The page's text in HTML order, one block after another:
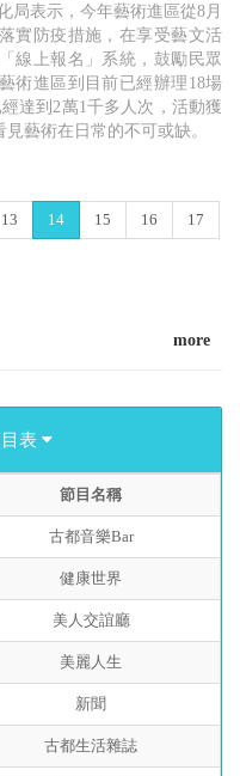
局表示，今年藝術進區從8月
實防疫措施，在享受藝文活
線上報名」系統，鼓勵民眾
術進區到目前已經辦理18場
達到2萬1千多人次，活動獲
藝術在日常的不可或缺。
13 14 15 16 17
more
表
節目名稱
古都音樂Bar
健康世界
美人交誼廳
美麗人生
新聞
古都生活雜誌